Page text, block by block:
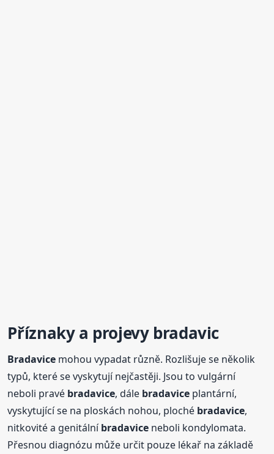
Příznaky a projevy bradavic
Bradavice mohou vypadat různě. Rozlišuje se několik
typů, které se vyskytují nejčastěji. Jsou to vulgární
neboli pravé bradavice, dále bradavice plantární,
vyskytující se na ploskách nohou, ploché bradavice,
nitkovité a genitálníbradavice neboli kondylomata.
Přesnou diagnózu může určit pouze lékař na základě